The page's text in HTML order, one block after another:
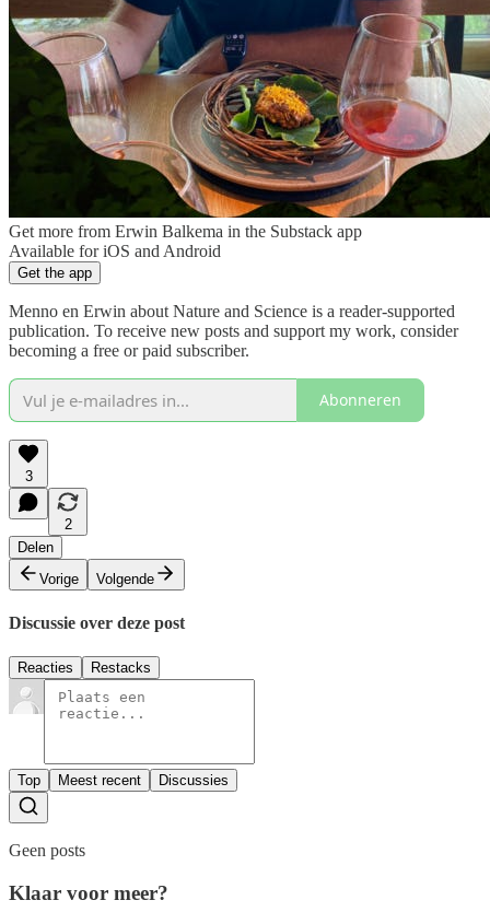
Get more from Erwin Balkema in the Substack app
Available for iOS and Android
Get the app
Menno en Erwin about Nature and Science is a reader-supported
publication. To receive new posts and support my work, consider
becoming a free or paid subscriber.
Abonneren
3
2
Delen
Vorige
Volgende
Discussie over deze post
Reacties Restacks
Top Meest recent Discussies
Geen posts
Klaar voor meer?